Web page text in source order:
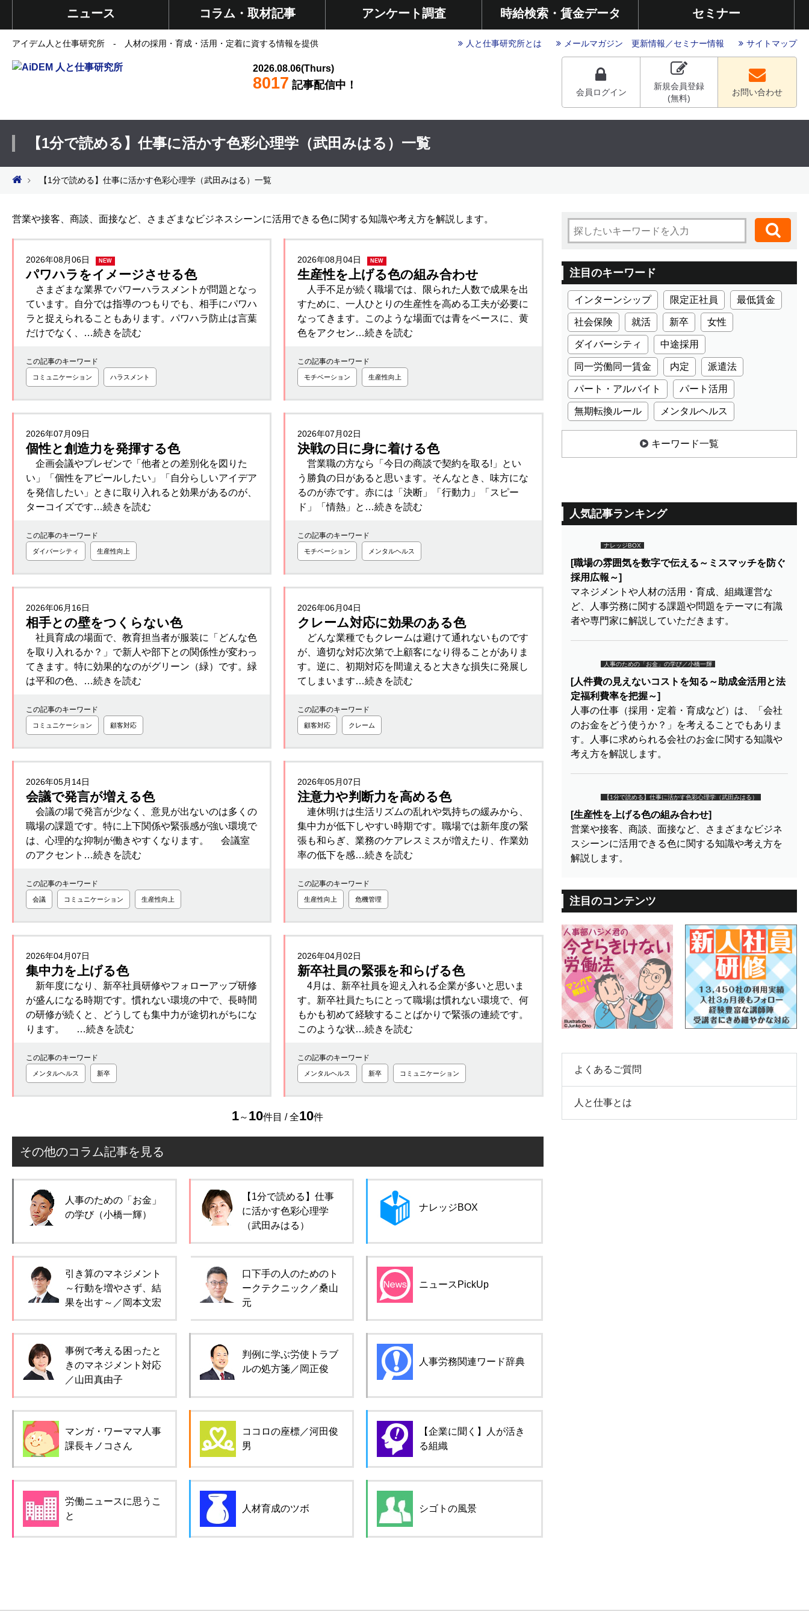
ニュース コラム・取材記事 アンケート調査 時給検索・賃金データ セミナー
アイデム人と仕事研究所 - 人材の採用・育成・活用・定着に資する情報を提供 人と仕事研究所とは メールマガジン 更新情報 ／セミナー情報 サイトマップ
2026.08.06(Thurs)
8017 記事配信中！
会員ログイン
新規会員登録
(無料)
お問い合わせ
【1分で読める】仕事に活かす色彩心理学（武田みはる）一覧
【1分で読める】仕事に活かす色彩心理学（武田みはる）一覧
営業や接客、商談、面接など、さまざまなビジネスシーンに活用できる色に関する知識や考え方を解説します。
2026年08月06日 NEW
パワハラをイメージさせる色
さまざまな業界でパワーハラスメントが問題となっ
ています。自分では指導のつもりでも、相手にパワハ
ラと捉えられることもあります。パワハラ防止は言葉
だけでなく、…続きを読む
この記事のキーワード
コミュニケーション ハラスメント
2026年08月04日 NEW
生産性を上げる色の組み合わせ
人手不足が続く職場では、限られた人数で成果を出
すために、一人ひとりの生産性を高める工夫が必要に
なってきます。このような場面では青をベースに、黄
色をアクセン…続きを読む
この記事のキーワード
モチベーション 生産性向上
2026年07月09日
個性と創造力を発揮する色
企画会議やプレゼンで「他者との差別化を図りた
い」「個性をアピールしたい」「自分らしいアイデア
を発信したい」ときに取り入れると効果があるのが、
ターコイズです…続きを読む
この記事のキーワード
ダイバーシティ 生産性向上
2026年07月02日
決戦の日に身に着ける色
営業職の方なら「今日の商談で契約を取る!」とい
う勝負の日があると思います。そんなとき、味方にな
るのが赤です。赤には「決断」「行動力」「スピー
ド」「情熱」と…続きを読む
この記事のキーワード
モチベーション メンタルヘルス
2026年06月16日
相手との壁をつくらない色
社員育成の場面で、教育担当者が服装に「どんな色
を取り入れるか？」で新人や部下との関係性が変わっ
てきます。特に効果的なのがグリーン（緑）です。緑
は平和の色、…続きを読む
この記事のキーワード
コミュニケーション 顧客対応
2026年06月04日
クレーム対応に効果のある色
どんな業種でもクレームは避けて通れないものです
が、適切な対応次第で上顧客になり得ることがありま
す。逆に、初期対応を間違えると大きな損失に発展し
てしまいます…続きを読む
この記事のキーワード
顧客対応 クレーム
2026年05月14日
会議で発言が増える色
会議の場で発言が少なく、意見が出ないのは多くの
職場の課題です。特に上下関係や緊張感が強い環境で
は、心理的な抑制が働きやすくなります。 会議室
のアクセント…続きを読む
この記事のキーワード
会議 コミュニケーション 生産性向上
2026年05月07日
注意力や判断力を高める色
連休明けは生活リズムの乱れや気持ちの緩みから、
集中力が低下しやすい時期です。職場では新年度の緊
張も和らぎ、業務のケアレスミスが増えたり、作業効
率の低下を感…続きを読む
この記事のキーワード
生産性向上 危機管理
2026年04月07日
集中力を上げる色
新年度になり、新卒社員研修やフォローアップ研修
が盛んになる時期です。慣れない環境の中で、長時間
の研修が続くと、どうしても集中力が途切れがちにな
ります。 …続きを読む
この記事のキーワード
メンタルヘルス 新卒
2026年04月02日
新卒社員の緊張を和らげる色
4月は、新卒社員を迎え入れる企業が多いと思いま
す。新卒社員たちにとって職場は慣れない環境で、何
もかも初めて経験することばかりで緊張の連続です。
このような状…続きを読む
この記事のキーワード
メンタルヘルス 新卒 コミュニケーション
1～ 10件目 / 全10件
その他のコラム記事を見る
人事のための「お金」
の学び（小橋一輝）
【1分で読める】仕事
に活かす色彩心理学
（武田みはる）
ナレッジBOX
引き算のマネジメント
～行動を増やさず、結
果を出す～／岡本文宏
口下手の人のためのト
ークテクニック／桑山
元
ニュースPickUp
事例で考える困ったと
きのマネジメント対応
／山田真由子
判例に学ぶ労使トラブ
ルの処方箋／岡正俊
人事労務関連ワード辞典
マンガ・ワーママ人事
課長キノコさん
ココロの座標／河田俊
男
【企業に聞く】人が活き
る組織
労働ニュースに思うこ
と
人材育成のツボ シゴトの風景
注目のキーワード
インターンシップ 限定正社員 最低賃金
社会保険 就活 新卒 女性
ダイバーシティ 中途採用
同一労働同一賃金 内定 派遣法
パート・アルバイト パート活用
無期転換ルール メンタルヘルス
キーワード一覧
人気記事ランキング
ナレッジBOX
[職場の雰囲気を数字で伝える～ミスマッチを防ぐ
採用広報～]
マネジメントや人材の活用・育成、組織運営な
ど、人事労務に関する課題や問題をテーマに有識
者や専門家に解説していただきます。
人事のための「お金」の学び／小橋一輝
[人件費の見えないコストを知る～助成金活用と法
定福利費率を把握～]
人事の仕事（採用・定着・育成など）は、「会社
のお金をどう使うか？」を考えることでもありま
す。人事に求められる会社のお金に関する知識や
考え方を解説します。
【1分で読める】仕事に活かす色彩心理学（武田みはる）
[生産性を上げる色の組み合わせ]
営業や接客、商談、面接など、さまざまなビジネ
スシーンに活用できる色に関する知識や考え方を
解説します。
注目のコンテンツ
よくあるご質問
人と仕事とは